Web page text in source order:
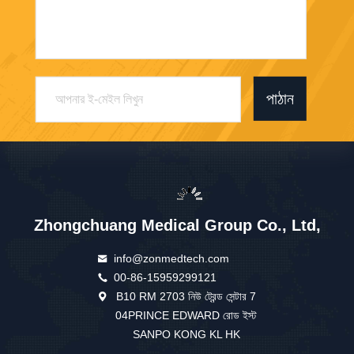
পাঠান
Zhongchuang Medical Group Co., Ltd,
info@zonmedtech.com
00-86-15959299121
B10 RM 2703 নিউ ট্রেন্ড সেন্টার 7
04PRINCE EDWARD রোড ইস্ট
SANPO KONG KL HK